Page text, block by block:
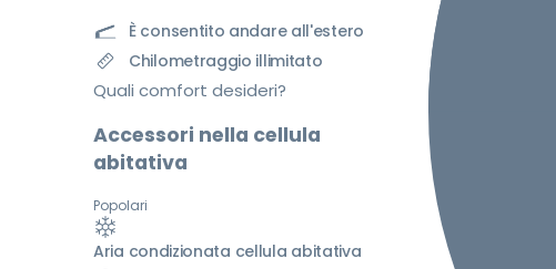
È consentito andare all'estero
Chilometraggio illimitato
Quali comfort desideri?
Accessori nella cellula
abitativa
Popolari
Aria condizionata cellula abitativa